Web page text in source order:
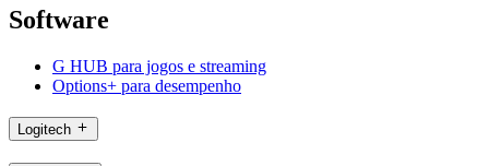
Software
G HUB para jogos e streaming
Options+ para desempenho
Logitech